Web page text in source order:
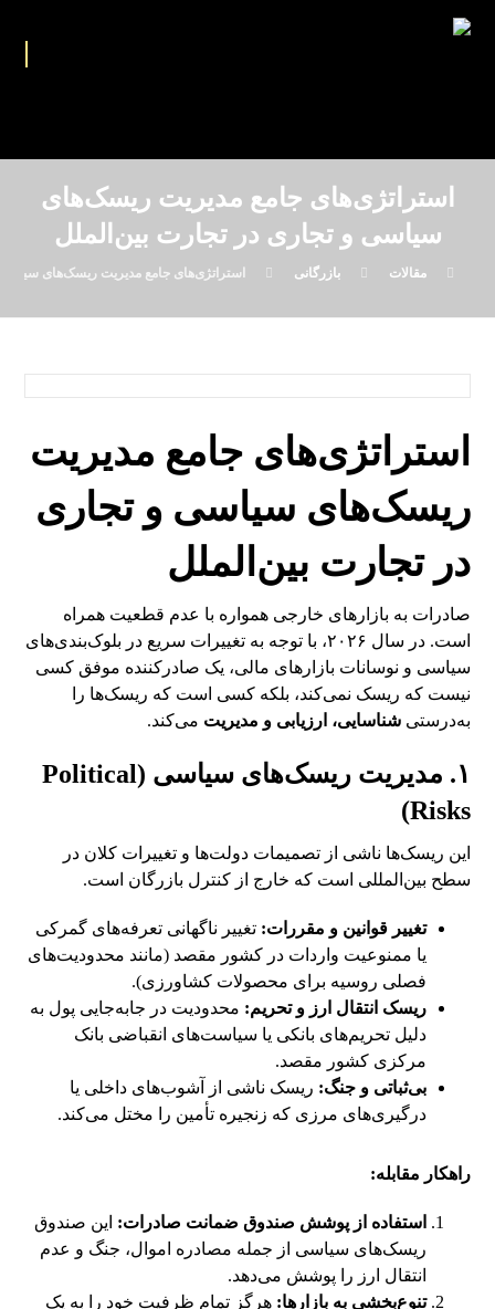
استراتژی‌های جامع مدیریت ریسک‌های
سیاسی و تجاری در تجارت بین‌الملل
مقالات بازرگانی استراتژی‌های جامع مدیریت ریسک‌های
استراتژی‌های جامع مدیریت
ریسک‌های سیاسی و تجاری
در تجارت بین‌الملل
صادرات به بازارهای خارجی همواره با عدم قطعیت همراه
است. در سال ۲۰۲۶، با توجه به تغییرات سریع در بلوک‌بندی‌های
سیاسی و نوسانات بازارهای مالی، یک صادرکننده موفق کسی
نیست که ریسک نمی‌کند، بلکه کسی است که ریسک‌ها را
به‌درستیشناسایی، ارزیابی و مدیریت می‌کند.
۱. مدیریت ریسک‌های سیاسی (Political
Risks)
این ریسک‌ها ناشی از تصمیمات دولت‌ها و تغییرات کلان در
سطح بین‌المللی است که خارج از کنترل بازرگان است.
تغییر قوانین و مقررات: تغییر ناگهانی تعرفه‌های گمرکی
یا ممنوعیت واردات در کشور مقصد (مانند محدودیت‌های
فصلی روسیه برای محصولات کشاورزی).
ریسک انتقال ارز و تحریم: محدودیت در جابه‌جایی پول به
دلیل تحریم‌های بانکی یا سیاست‌های انقباضی بانک
مرکزی کشور مقصد.
بی‌ثباتی و جنگ: ریسک ناشی از آشوب‌های داخلی یا
درگیری‌های مرزی که زنجیره تأمین را مختل می‌کند.
راهکار مقابله:
استفاده از پوشش صندوق ضمانت صادرات: این صندوق
ریسک‌های سیاسی از جمله مصادره اموال، جنگ و عدم
انتقال ارز را پوشش می‌دهد.
تنوع‌بخشی به بازارها: هرگز تمام ظرفیت خود را به یک